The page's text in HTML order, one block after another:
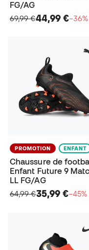
FG/AG
69,99 €44,99 €−36%
PROMOTION ENFANT
Chaussure de
Enfant Future 9
LL FG/AG
64,99 €35,99 €−45%